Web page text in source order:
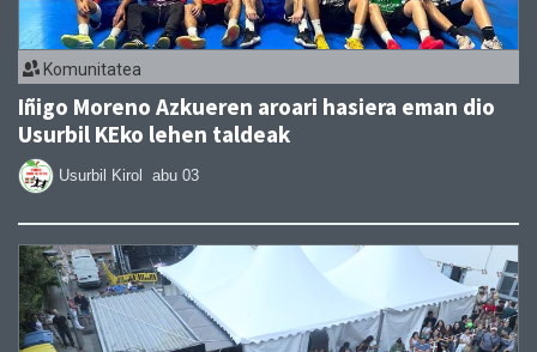
Komunitatea
Iñigo Moreno Azkueren aroari hasiera eman dio
Usurbil KEko lehen taldeak
Usurbil Kirol abu 03